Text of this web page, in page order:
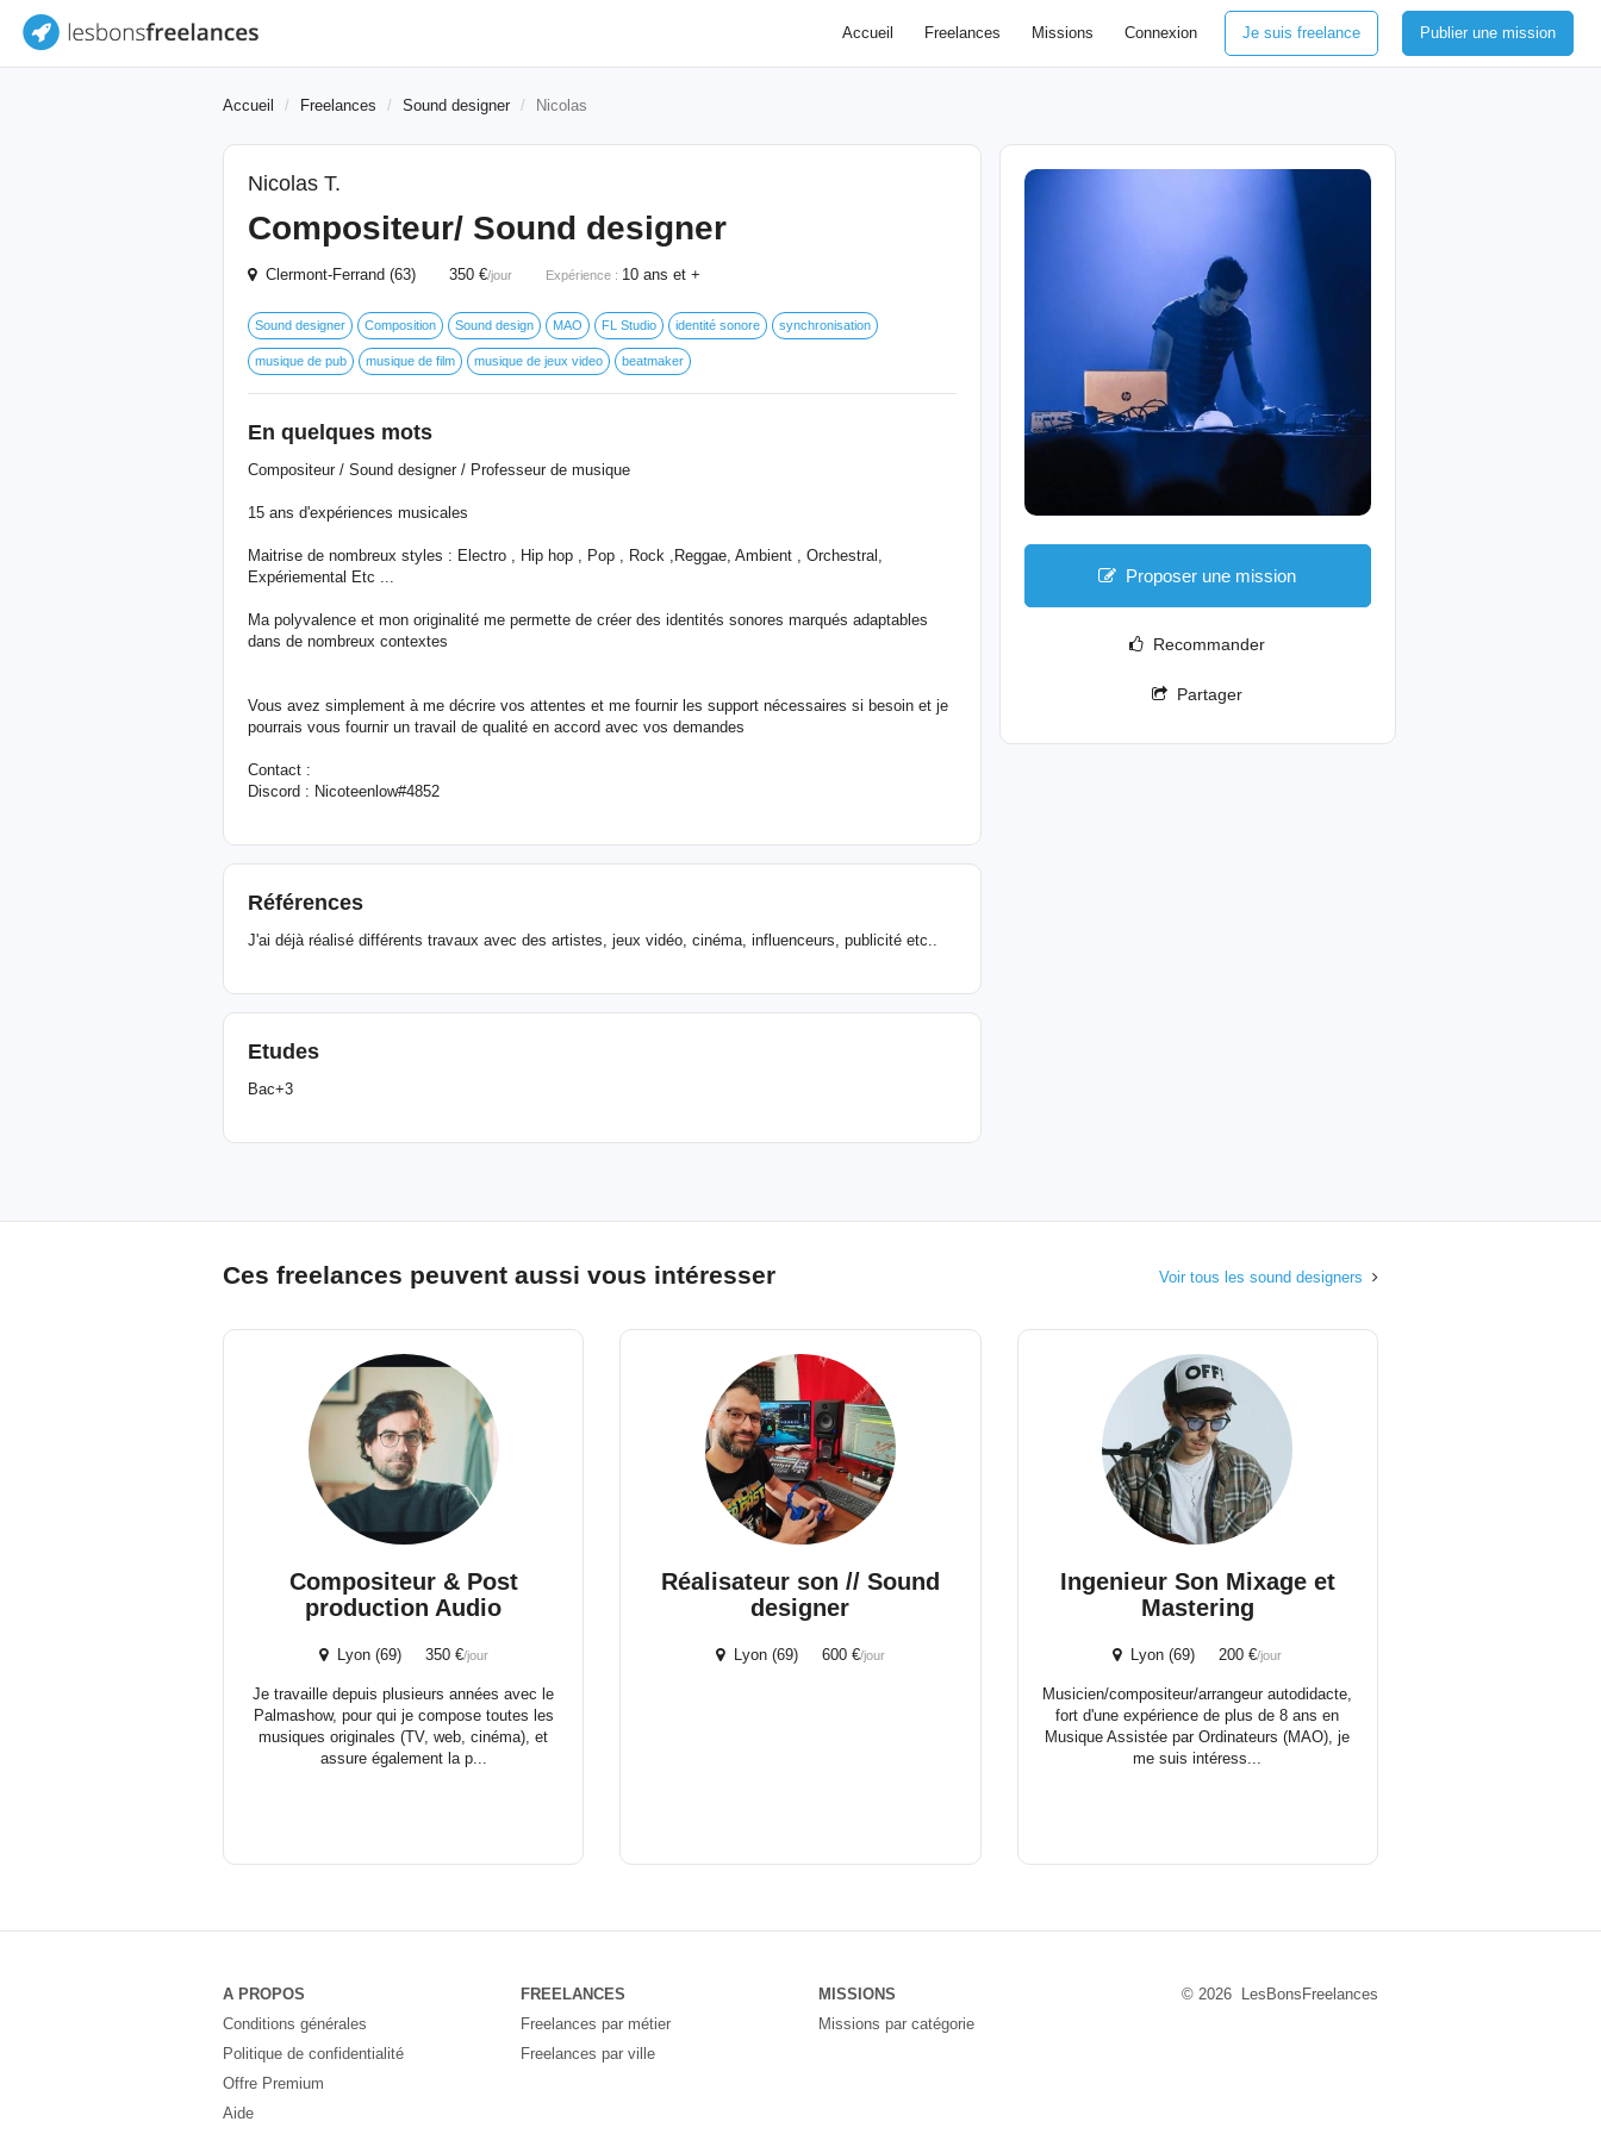
Accueil Freelances Missions Connexion Je suis freelance Publier une mission
Accueil Freelances Sound designer Nicolas
Nicolas T.
Compositeur/ Sound designer
Clermont-Ferrand (63) 350 €/jour Expérience : 10 ans et +
Sound designer Composition Sound design MAO FL Studio identité sonore synchronisation
musique de pub musique de film musique de jeux video beatmaker
En quelques mots
Compositeur / Sound designer / Professeur de musique
15 ans d'expériences musicales
Maitrise de nombreux styles : Electro , Hip hop , Pop , Rock ,Reggae, Ambient , Orchestral,
Expériemental Etc ...
Ma polyvalence et mon originalité me permette de créer des identités sonores marqués adaptables
dans de nombreux contextes
Vous avez simplement à me décrire vos attentes et me fournir les support nécessaires si besoin et je
pourrais vous fournir un travail de qualité en accord avec vos demandes
Contact :
Discord : Nicoteenlow#4852
Références
J'ai déjà réalisé différents travaux avec des artistes, jeux vidéo, cinéma, influenceurs, publicité etc..
Etudes
Bac+3
Proposer une mission
Recommander
Partager
Ces freelances peuvent aussi vous intéresser Voir tous les sound designers
Compositeur & Post
production Audio
Lyon (69) 350 €/jour
Je travaille depuis plusieurs années avec le
Palmashow, pour qui je compose toutes les
musiques originales (TV, web, cinéma), et
assure également la p...
Réalisateur son // Sound
designer
Lyon (69) 600 €/jour
Ingenieur Son Mixage et
Mastering
Lyon (69) 200 €/jour
Musicien/compositeur/arrangeur autodidacte,
fort d'une expérience de plus de 8 ans en
Musique Assistée par Ordinateurs (MAO), je
me suis intéress...
A PROPOS
Conditions générales
Politique de confidentialité
Offre Premium
Aide
FREELANCES
Freelances par métier
Freelances par ville
MISSIONS
Missions par catégorie
© 2026 LesBonsFreelances